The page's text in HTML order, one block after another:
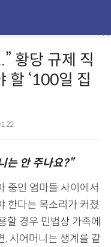
황당 규제 직
할 ‘100일 집
는 안 주나요?”
중인 엄마들 사이에서
한다는 목소리가 커졌
할 경우 민법상 가족에
, 시어머니는 생계를 같